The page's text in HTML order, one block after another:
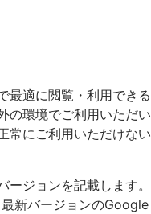
最適に閲覧・利用できる
の環境でご利用いただい
常にご利用いただけない
ージョンを記載します。
新バージョンのGoogle